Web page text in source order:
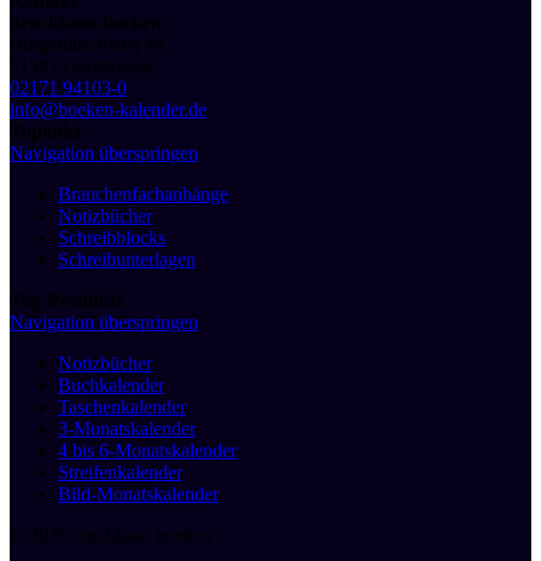
druckhaus boeken
Bürgerbuschweg 48
51381 Leverkusen
02171 94103-0
info@boeken-kalender.de
Toplinks
Navigation überspringen
Branchenfachanhänge
Notizbücher
Schreibblocks
Schreibunterlagen
Top Produkte
Navigation überspringen
Notizbücher
Buchkalender
Taschenkalender
3-Monatskalender
4 bis 6-Monatskalender
Streifenkalender
Bild-Monatskalender
© 2026 druckhaus boeken